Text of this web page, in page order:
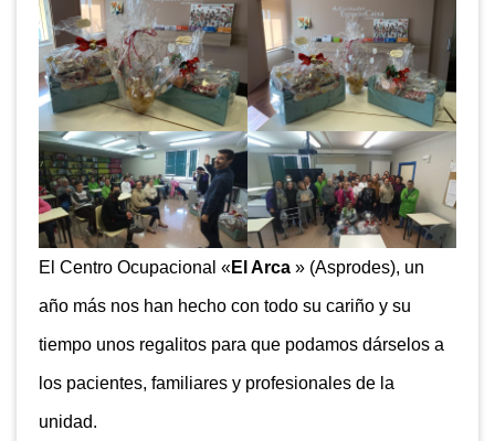
El Centro Ocupacional «El Arca » (Asprodes), un
año más nos han hecho con todo su cariño y su
tiempo unos regalitos para que podamos dárselos a
los pacientes, familiares y profesionales de la
unidad.